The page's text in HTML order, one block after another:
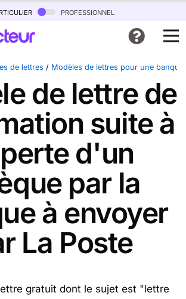
professionnel
de lettres / Modèles de lettres pour une banque
de lettre de
suite à
d'un
par la
à envoyer
La Poste
gratuit dont le sujet est "lettre